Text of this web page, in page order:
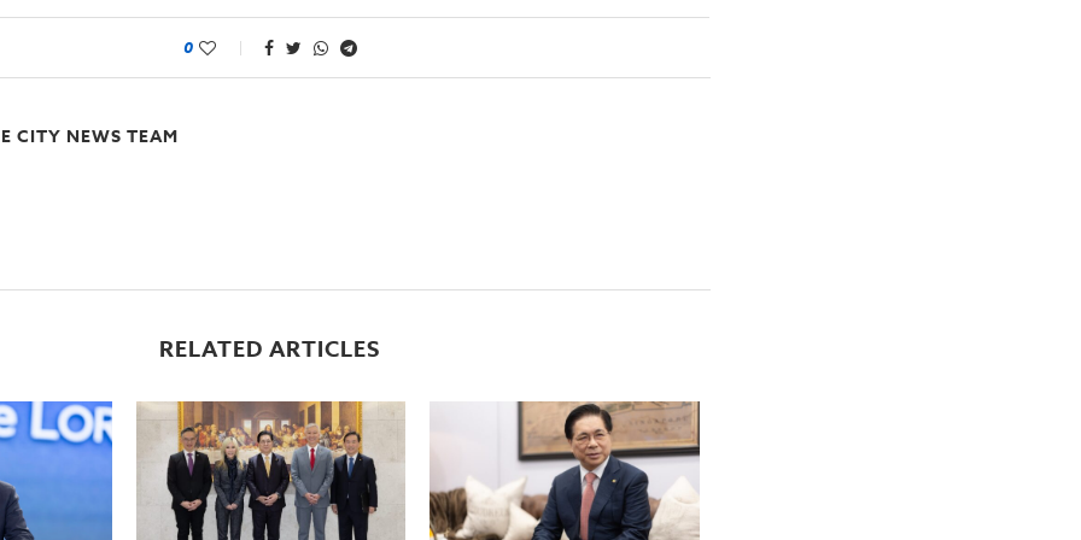
0
CITY NEWS TEAM
RELATED ARTICLES